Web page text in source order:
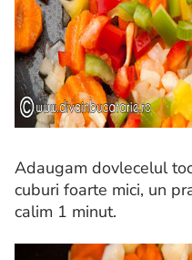
Adaugam dovlecelul
cuburi foarte mici, un
calim 1 minut.